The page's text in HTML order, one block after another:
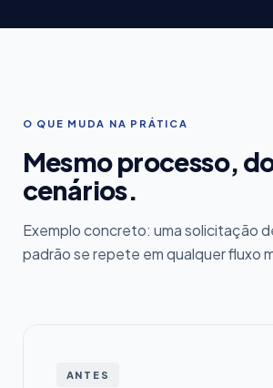
O QUE MUDA NA PRÁTICA
Mesmo processo,
cenários.
Exemplo concreto: uma solicitação
padrão se repete em qualquer fluxo
ANTES